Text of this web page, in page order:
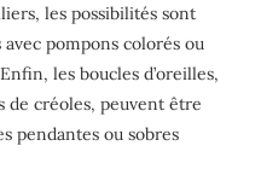
les possibilités sont
pompons colorés ou
les boucles d’oreilles,
créoles, peuvent être
pendantes ou sobres